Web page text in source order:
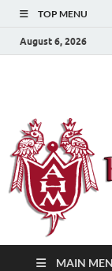
TOP MENU
August 6, 2026
MAIN